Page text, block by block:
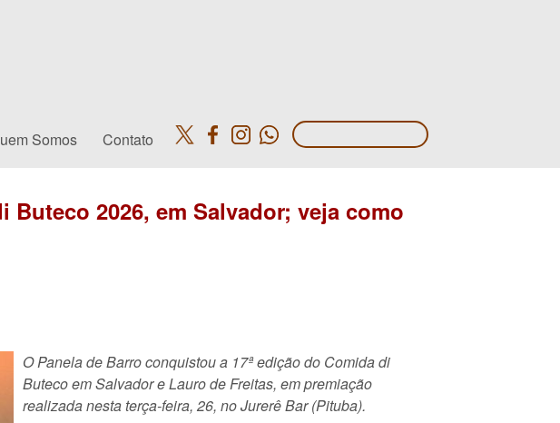
Somos Contato
Buteco 2026, em Salvador; veja como
O Panela de Barro conquistou a 17ª edição do Comida di
Buteco em Salvador e Lauro de Freitas, em premiação
realizada nesta terça-feira, 26, no Jurerê Bar (Pituba).